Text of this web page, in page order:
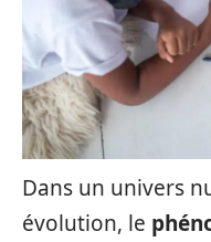
Dans un univers
évolution, le